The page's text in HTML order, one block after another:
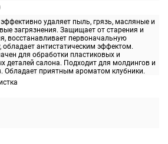
удаляет пыль, грязь, масляные и
загрязнения. Защищает от старения и
восстанавливает первоначальную
обладает антистатическим эффектом.
для обработки пластиковых и
деталей салона. Подходит для молдингов и
Обладает приятным ароматом клубники.